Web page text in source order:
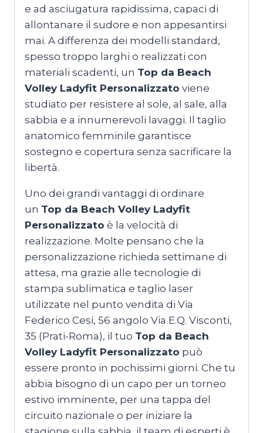
e ad asciugatura rapidissima, capaci di
allontanare il sudore e non appesantirsi
mai. A differenza dei modelli standard,
spesso troppo larghi o realizzati con
materiali scadenti, un Top da Beach
Volley Ladyfit Personalizzato viene
studiato per resistere al sole, al sale, alla
sabbia e a innumerevoli lavaggi. Il taglio
anatomico femminile garantisce
sostegno e copertura senza sacrificare la
libertà.
Uno dei grandi vantaggi di ordinare
un Top da Beach Volley Ladyfit
Personalizzato è la velocità di
realizzazione. Molte pensano che la
personalizzazione richieda settimane di
attesa, ma grazie alle tecnologie di
stampa sublimatica e taglio laser
utilizzate nel punto vendita di Via
Federico Cesi, 56 angolo Via E.Q. Visconti,
35 (Prati-Roma), il tuo Top da Beach
Volley Ladyfit Personalizzato può
essere pronto in pochissimi giorni. Che tu
abbia bisogno di un capo per un torneo
estivo imminente, per una tappa del
circuito nazionale o per iniziare la